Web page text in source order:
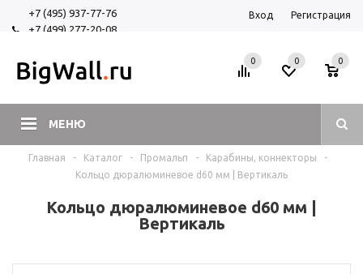
+7 (495) 937-77-76
+7 (499) 277-20-08
Вход Регистрация
МЕНЮ
0 0
0
Главная - Каталог - Промальп - Карабины, коннекторы
-
Кольцо дюралюминевое d60 мм | Вертикаль
Кольцо дюралюминевое d60 мм |
Вертикаль